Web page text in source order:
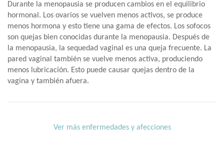
Durante la menopausia se producen cambios en el equilibrio
hormonal. Los ovarios se vuelven menos activos, se produce
menos hormona y esto tiene una gama de efectos. Los sofocos
son quejas bien conocidas durante la menopausia. Después de
la menopausia, la sequedad vaginal es una queja frecuente. La
pared vaginal también se vuelve menos activa, produciendo
menos lubricación. Esto puede causar quejas dentro de la
vagina y también afuera.
Ver más enfermedades y afecciones